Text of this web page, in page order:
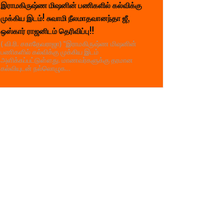
இராமகிருஷ்ண மிஷனின் பணிகளில் கல்விக்கு
முக்கிய இடம்! சுவாமி நீலமாதவானந்தா ஜீ,
ஒஸ்கார் ராஜனிடம் தெரிவிப்பு!!
( வி.ரி. சகாதேவராஜா) "இராமகிருஷ்ண மிஷனின்
பணிகளில் கல்விக்கு முக்கிய இடம்
அளிக்கப்பட்டுள்ளது. மாணவர்களுக்கு தரமான
கல்வியுடன் நல்லொழுக...